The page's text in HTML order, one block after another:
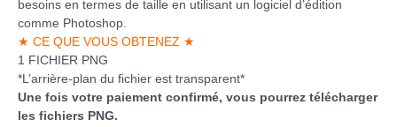
besoins en termes de taille en utilisant un logiciel d’édition
comme Photoshop.
★ CE QUE VOUS OBTENEZ ★
1 FICHIER PNG
*L’arrière-plan du fichier est transparent*
Une fois votre paiement confirmé, vous pourrez télécharger
les fichiers PNG.